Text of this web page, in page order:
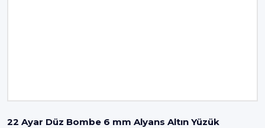
22 Ayar Düz Bombe 6 mm Alyans Altın Yüzük